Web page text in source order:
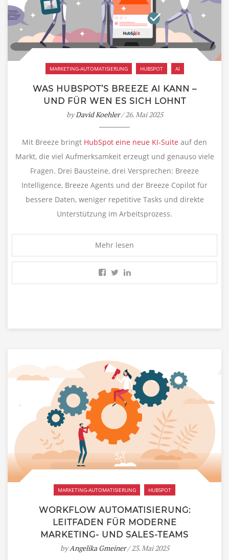
MARKETING-AUTOMATISIERUNG HUBSPOT AI
WAS HUBSPOT’S BREEZE AI KANN –
UND FÜR WEN ES SICH LOHNT
byDavid Koehler/ 26. Mai 2025
Mit Breeze bringt HubSpot eine neue KI-Suite auf den
Markt, die viel Aufmerksamkeit erzeugt und genauso viele
Fragen. Drei Bausteine, drei Versprechen: Breeze
Intelligence, Breeze Agents und der Breeze Copilot für
bessere Daten, weniger repetitive Tasks und direkte
Unterstützung im Arbeitsprozess.
Mehr lesen
MARKETING-AUTOMATISIERUNG HUBSPOT
WORKFLOW AUTOMATISIERUNG:
LEITFADEN FÜR MODERNE
MARKETING- UND SALES-TEAMS
byAngelika Gmeiner/ 23. Mai 2025